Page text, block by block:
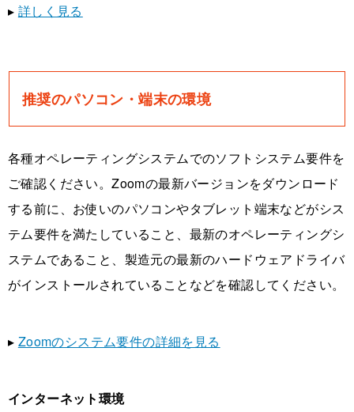
▸ 詳しく見る
推奨のパソコン・端末の環境
各種オペレーティングシステムでのソフトシステム要件を
ご確認ください。Zoomの最新バージョンをダウンロード
する前に、お使いのパソコンやタブレット端末などがシス
テム要件を満たしていること、最新のオペレーティングシ
ステムであること、製造元の最新のハードウェアドライバ
がインストールされていることなどを確認してください。
▸ Zoomのシステム要件の詳細を見る
インターネット環境